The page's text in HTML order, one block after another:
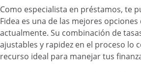
Como especialista en préstamos, te
Fidea es una de las mejores
actualmente. Su combinación de
ajustables y rapidez en el proceso lo
recurso ideal para manejar tus